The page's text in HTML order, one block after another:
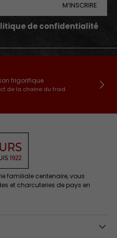
M’INSCRIRE
de confidentialité
frigorifique
de la chaine du froid
familiale centenaire, vous
et charcuteries de pays en